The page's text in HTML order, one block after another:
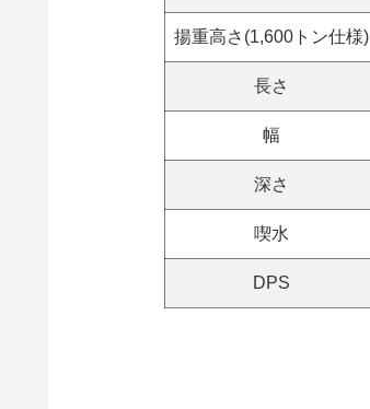
揚重高さ(1,600トン仕様)
長さ
幅
深さ
喫水
DPS